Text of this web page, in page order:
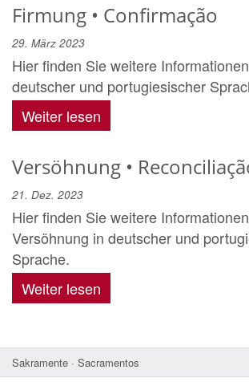
Firmung • Confirmação
29. März 2023
Hier finden Sie weitere
deutscher und portugiesischer
Weiter lesen
Versöhnung •
21. Dez. 2023
Hier finden Sie weitere
Versöhnung in deutscher und
Sprache.
Weiter lesen
Sakramente · Sacramentos